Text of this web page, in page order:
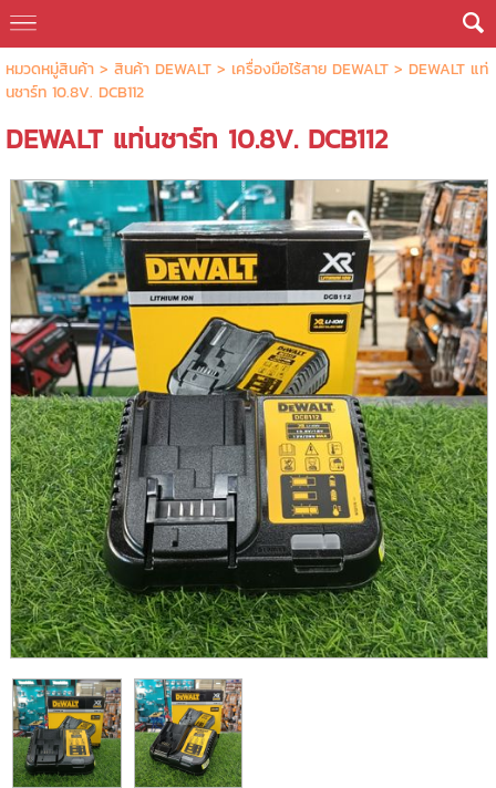
หมวดหมู่สินค้า> สินค้า DEWALT> เครื่องมือไร้สาย DEWALT> DEWALT แท่
นชาร์ท 10.8V. DCB112
DEWALT แท่นชาร์ท 10.8V. DCB112